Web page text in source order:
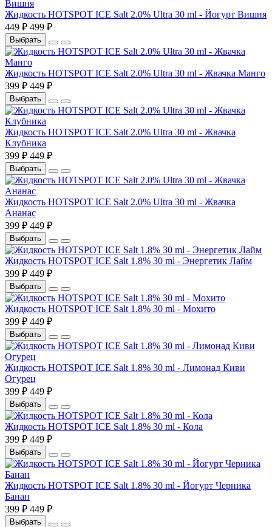
Жидкость HOTSPOT ICE Salt 2.0% Ultra 30 ml - Йогурт Вишня
449 ₽ 499 ₽
Выбрать
Жидкость HOTSPOT ICE Salt 2.0% Ultra 30 ml - Жвачка Манго
399 ₽ 449 ₽
Выбрать
Жидкость HOTSPOT ICE Salt 2.0% Ultra 30 ml - Жвачка
Клубника
399 ₽ 449 ₽
Выбрать
Жидкость HOTSPOT ICE Salt 2.0% Ultra 30 ml - Жвачка
Ананас
399 ₽ 449 ₽
Выбрать
Жидкость HOTSPOT ICE Salt 1.8% 30 ml - Энергетик Лайм
399 ₽ 449 ₽
Выбрать
Жидкость HOTSPOT ICE Salt 1.8% 30 ml - Мохито
399 ₽ 449 ₽
Выбрать
Жидкость HOTSPOT ICE Salt 1.8% 30 ml - Лимонад Киви
Огурец
399 ₽ 449 ₽
Выбрать
Жидкость HOTSPOT ICE Salt 1.8% 30 ml - Кола
399 ₽ 449 ₽
Выбрать
Жидкость HOTSPOT ICE Salt 1.8% 30 ml - Йогурт Черника
Банан
399 ₽ 449 ₽
Выбрать